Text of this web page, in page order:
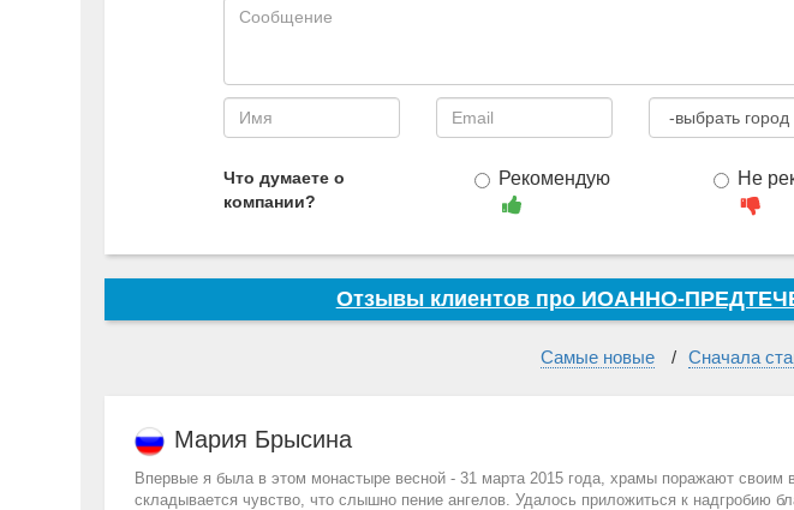
Что думаете о
компании?
Рекомендую Не
Отзывы клиентов про ИОАННО-
Самые новые Сначала
Мария Брысина
Впервые я была в этом монастыре весной - 31 марта 2015 года, храмы поражают своим
складывается чувство, что слышно пение ангелов. Удалось приложиться к